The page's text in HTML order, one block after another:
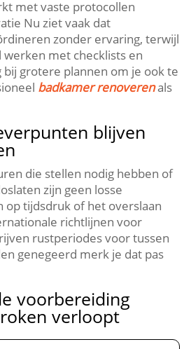
met vaste protocollen
Nu ziet vaak dat
zonder ervaring, terwijl
met checklists en
grotere plannen om je ook te
badkamer renoverenals
blijven
die stellen nodig hebben of
zijn geen losse
op tijdsdruk of het overslaan
richtlijnen voor
rustperiodes voor tussen
genegeerd merk je dat pas
voorbereiding
verloopt